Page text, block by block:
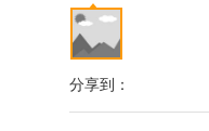
分享到：